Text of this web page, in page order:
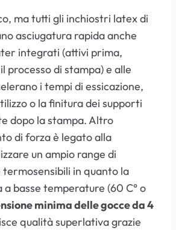
ma tutti gli inchiostri latex di
asciugatura rapida anche
integrati (attivi prima,
processo di stampa) e alle
i tempi di essicazione,
o la finitura dei supporti
dopo la stampa. Altro
di forza è legato alla
un ampio range di
in quanto la
a basse temperature (60 C° o
minima delle gocce da 4
qualità superlativa grazie